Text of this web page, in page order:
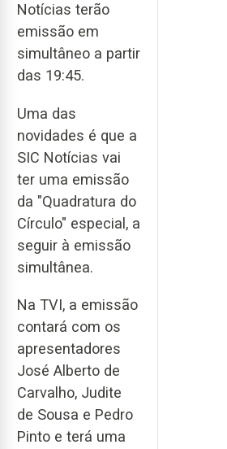
Notícias terão
emissão em
simultâneo a partir
das 19:45.
Uma das
novidades é que a
SIC Notícias vai
ter uma emissão
da "Quadratura do
Círculo" especial, a
seguir à emissão
simultânea.
Na TVI, a emissão
contará com os
apresentadores
José Alberto de
Carvalho, Judite
de Sousa e Pedro
Pinto e terá uma